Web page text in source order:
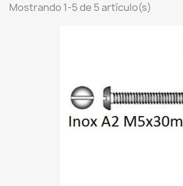
Mostrando 1-5 de 5 artículo(s)